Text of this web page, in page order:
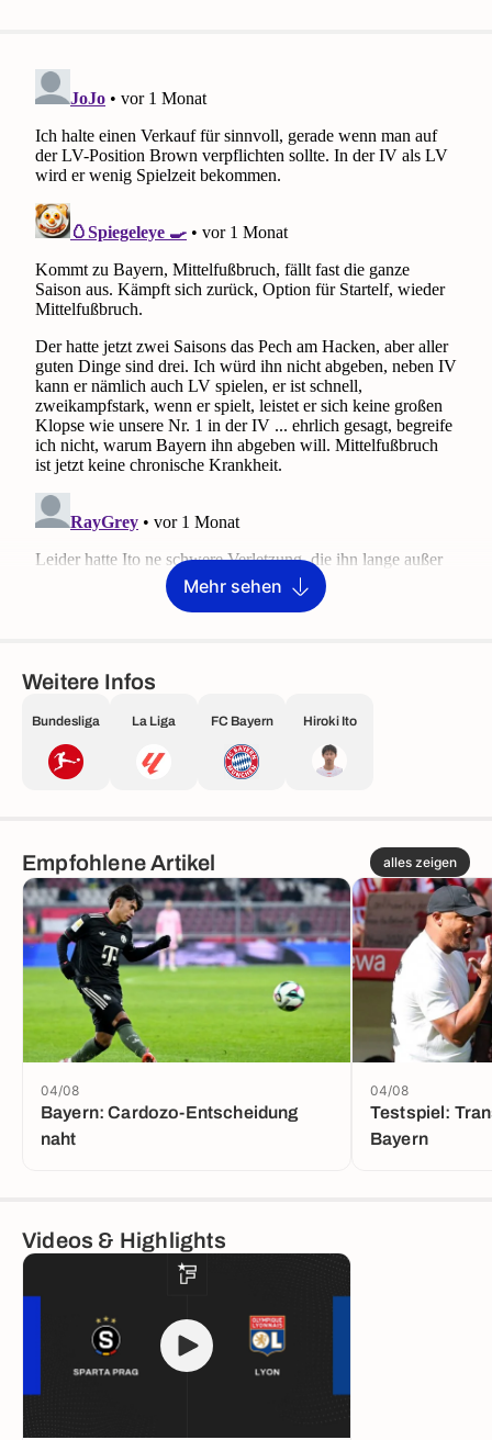
Mehr sehen
Weitere Infos
Bundesliga La Liga FC Bayern Hiroki Ito
Empfohlene Artikel alles zeigen
Bayern: Cardozo-Entscheidung
naht
04/08
Testspiel:
Bayern
04/08
Videos & Highlights